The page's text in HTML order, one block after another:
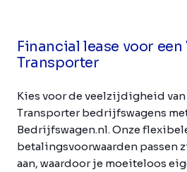
Financial lease voor
Transporter
Kies voor de veelzijdigheid
Transporter bedrijfswagens
Bedrijfswagen.nl. Onze
betalingsvoorwaarden passen
aan, waardoor je moeiteloos